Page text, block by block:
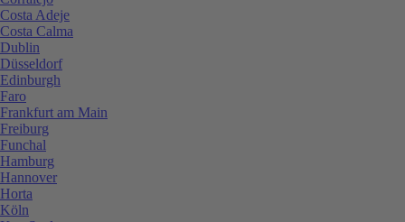
Costa Adeje
Costa Calma
Dublin
Düsseldorf
Edinburgh
Faro
Frankfurt am Main
Freiburg
Funchal
Hamburg
Hannover
Horta
Köln